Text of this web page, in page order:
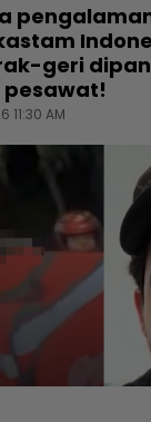
geri
pesawat!
11:30 AM